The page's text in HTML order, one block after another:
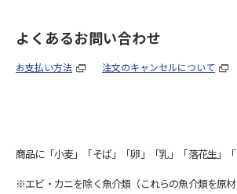
よくあるお問い合わせ
お支払い方法 注文のキャンセルについて
商品に「小麦」「そば」「卵」「乳」「落花生」
※エビ・カニを除く魚介類（これらの魚介類を原